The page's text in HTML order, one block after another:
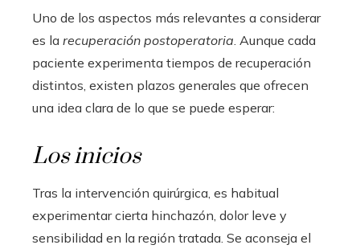
Uno de los aspectos más relevantes a considerar
es la recuperación postoperatoria. Aunque cada
paciente experimenta tiempos de recuperación
distintos, existen plazos generales que ofrecen
una idea clara de lo que se puede esperar:
Los inicios
Tras la intervención quirúrgica, es habitual
experimentar cierta hinchazón, dolor leve y
sensibilidad en la región tratada. Se aconseja el